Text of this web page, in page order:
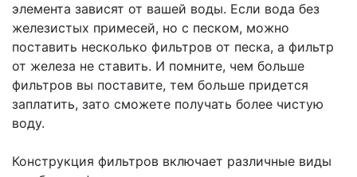
элемента зависят от вашей воды. Если вода без
железистых примесей, но с песком, можно
поставить несколько фильтров от песка, а фильтр
от железа не ставить. И помните, чем больше
фильтров вы поставите, тем больше придется
заплатить, зато сможете получать более чистую
воду.
Конструкция фильтров включает различные виды